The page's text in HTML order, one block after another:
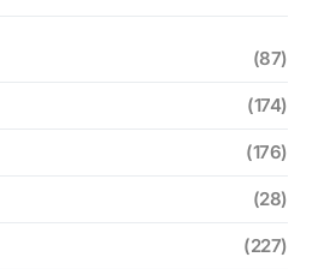
(87)
(174)
(176)
(28)
(227)